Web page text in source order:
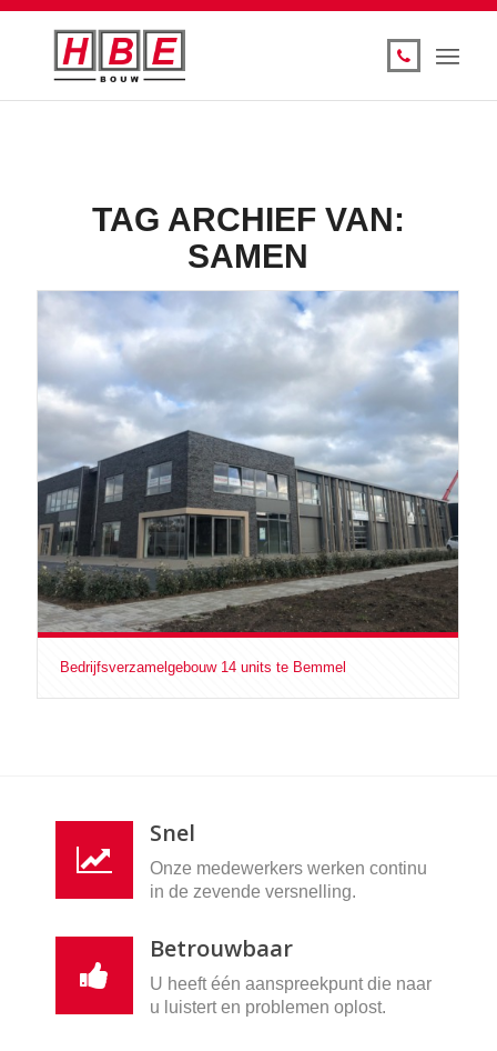
TAG ARCHIEF VAN:
SAMEN
Bedrijfsverzamelgebouw 14 units te Bemmel
Snel
Onze medewerkers werken continu
in de zevende versnelling.
Betrouwbaar
U heeft één aanspreekpunt die naar
u luistert en problemen oplost.